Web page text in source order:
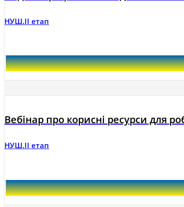
НУШ.ІІ етап
Вебінар про корисні ресурси для
НУШ.ІІ етап